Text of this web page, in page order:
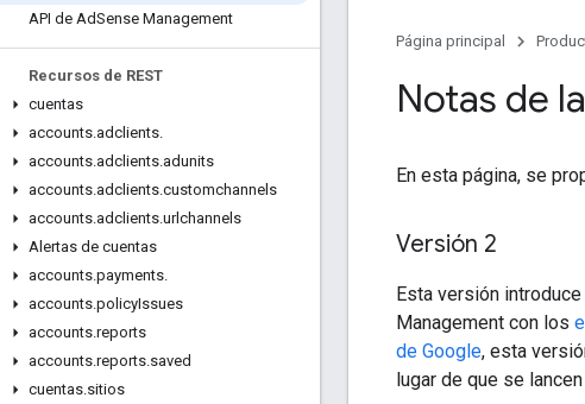
API de AdSense Management
Recursos de REST
cuentas
accounts.adclients.
accounts.adclients.adunits
accounts.adclients.customchannels
accounts.adclients.urlchannels
Alertas de cuentas
accounts.payments.
accounts.policyIssues
accounts.reports
accounts.reports.saved
cuentas.sitios
Página principal
Notas de
En esta página, se
Versión 2
Esta versión
Management con los
de Google, esta
lugar de que se